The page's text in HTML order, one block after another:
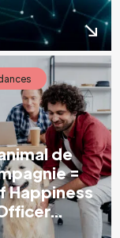
de
=
Happiness